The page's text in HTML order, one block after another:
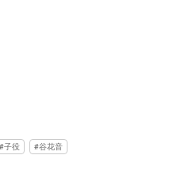
子役
谷花音